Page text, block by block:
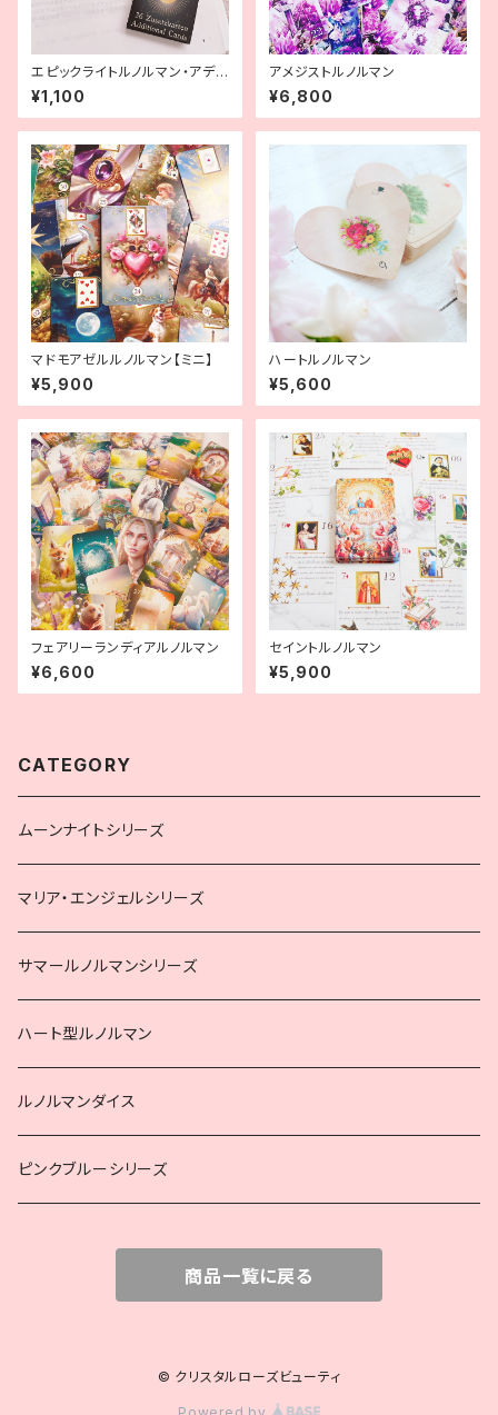
エピックライトルノルマン・アディ
ショナルカード解説書【テキスト
プリントアウト版】
¥1,100
アメジストルノルマン
¥6,800
マドモアゼルルノルマン【ミニ】
¥5,900
ハートルノルマン
¥5,600
フェアリーランディアルノルマン
¥6,600
セイントルノルマン
¥5,900
CATEGORY
ムーンナイトシリーズ
マリア・エンジェルシリーズ
サマールノルマンシリーズ
ハート型ルノルマン
ルノルマンダイス
ピンクブルーシリーズ
商品一覧に戻る
© クリスタルローズビューティ